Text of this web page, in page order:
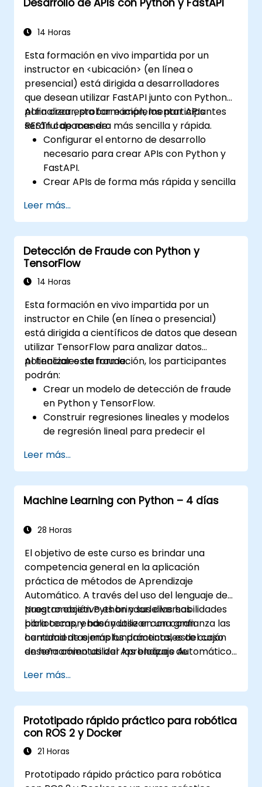
Aprender a diseñar aplicaciones
Desarrollar, probar e implementar
utilizando la pila FARM.
14 Horas
Esta formación en vivo impartida por un
instructor en <ubicación> (en línea o
presencial) está dirigida a desarrolladores
que desean utilizar FastAPI junto con Python
para crear, probar e implementar APIs
RESTful de manera más sencilla y rápida.
Al finalizar esta formación, los participantes
serán capaces de:
Configurar el entorno de desarrollo
necesario para crear APIs con Python y
FastAPI.
Crear APIs de forma más rápida y sencilla
Aprender a crear modelos de datos y
esquemas basados en Pydantic y
OpenAPI.
Conectar APIs a una base de datos
utilizando SQLAlchemy.
Implementar seguridad y autenticación
FastAPI.
Construir imágenes de contenedores e
implementar APIs web en un servidor en
la nube.
Leer más...
Detección de Fraude con Python y
TensorFlow
14 Horas
Esta formación en vivo impartida por un
instructor en Chile (en línea o presencial)
está dirigida a científicos de datos que desean
utilizar TensorFlow para analizar datos
potenciales de fraude.
Al finalizar esta formación, los participantes
podrán:
Crear un modelo de detección de fraude
en Python y TensorFlow.
Construir regresiones lineales y modelos
de regresión lineal para predecir el
Desarrollar una aplicación de inteligencia
artificial completa para analizar datos de
fraude.
Leer más...
Machine Learning con Python – 4 días
28 Horas
El objetivo de este curso es brindar una
competencia general en la aplicación
práctica de métodos de Aprendizaje
Automático. A través del uso del lenguaje de
programación Python y sus diversas
bibliotecas, y basándose en una gran
cantidad de ejemplos prácticos, este curso
enseña cómo utilizar los bloques de
Aprendizaje Automático, cómo tomar
decisiones sobre modelado de datos,
interpretar las salidas de los algoritmos y
validar los resultados.
Nuestro objetivo es brindarle las habilidades
para comprender y utilizar con confianza las
herramientas más fundamentales del cajón
de herramientas del Aprendizaje Automático
aplicaciones de Ciencias de Datos.
Leer más...
Prototipado rápido práctico para robótica
con ROS 2 y Docker
21 Horas
Prototipado rápido práctico para robótica